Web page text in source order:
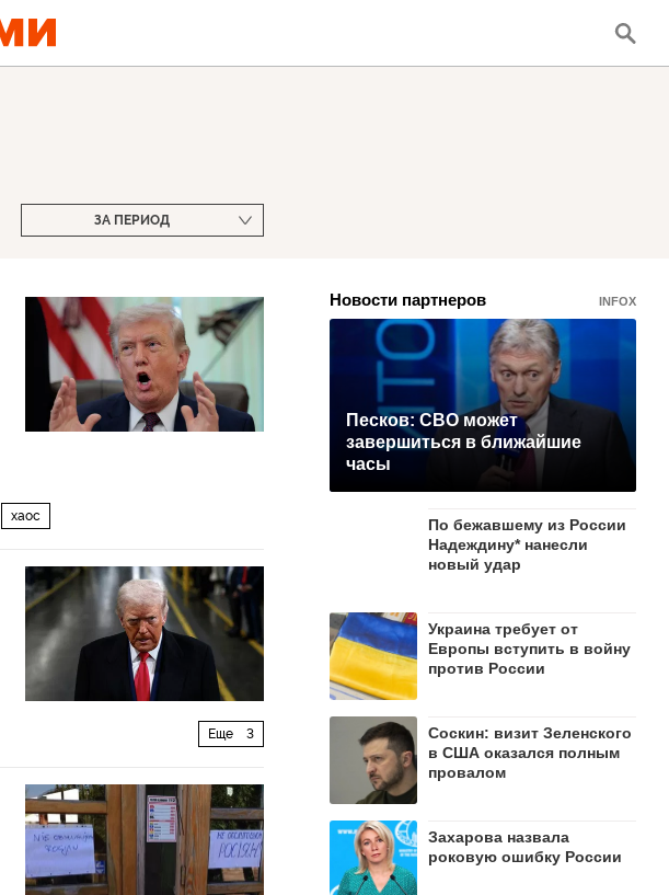
ЗА ПЕРИОД
хаос
Еще 3
Новости партнеров INFOX
Песков: СВО может
завершиться в ближайшие
часы
По бежавшему из России
Надеждину* нанесли
новый удар
Украина требует от
Европы вступить в войну
против России
Соскин: визит Зеленского
в США оказался полным
провалом
Захарова назвала
роковую ошибку России